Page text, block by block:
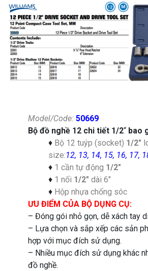
Model/Code: 50669
Bộ đồ nghề 12 chi tiết 1/2“ bao
♦ Bộ 12 tuýp (socket) 1/2″
size:12, 13, 14, 15, 16, 17,
♦ 1 cần tự động 1/2″
♦ 1 nối 1/2″ dài 6″
♦ Hộp nhựa chống sóc
ƯU ĐIỂM CỦA BỘ DỤNG CỤ:
– Đóng gói nhỏ gọn, dễ xách tay
– Lựa chọn và sắp xếp các sản
hợp với mục đích sử dụng.
– Nhiều mục đích sử dụng khác
đồ nghề.